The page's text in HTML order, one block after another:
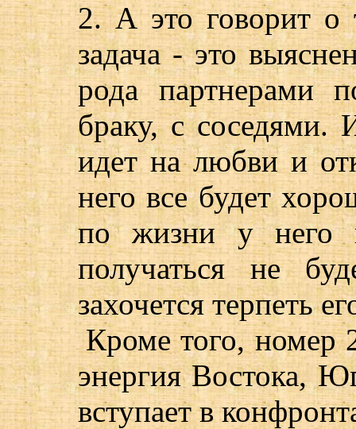
2. А это говорит о
задача - это
рода партнерами
браку, с соседями.
идет на любви и
него все будет
по жизни у него
получаться не
захочется терпеть
Кроме того, номер
энергия Востока,
вступает в